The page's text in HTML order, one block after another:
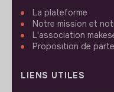
La plateforme
Notre mission et
L'association
Proposition de
LIENS UTILES